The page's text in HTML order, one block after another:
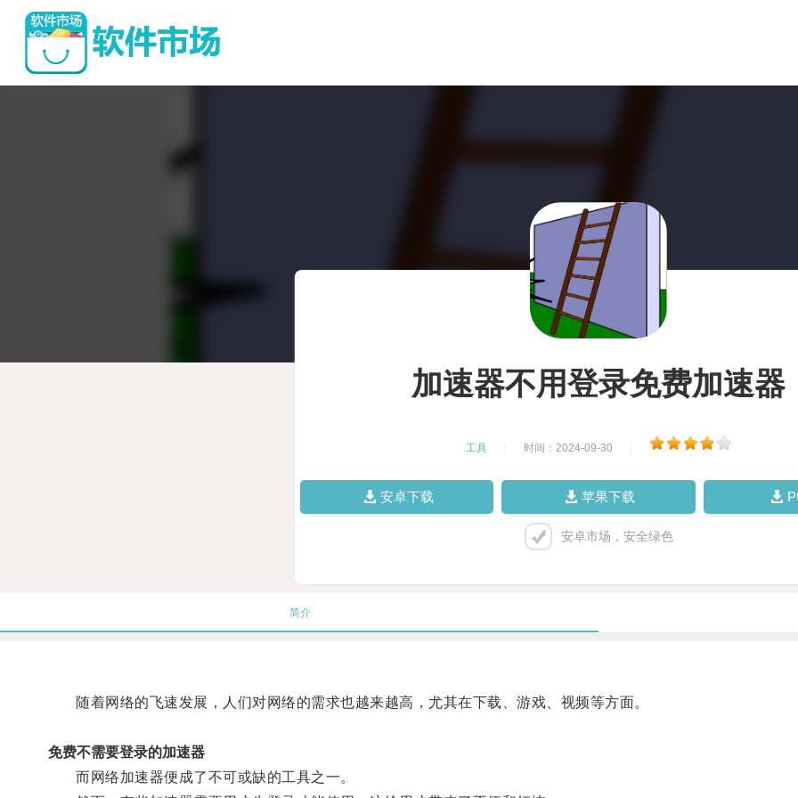
加速器不用登录免费加速器
工具 时间：2024-09-30
安卓下载 苹果下载
安卓市场，安全绿色
简介
随着网络的飞速发展，人们对网络的需求也越来越高，尤其在下载、游戏、视频等方面。
免费不需要登录的加速器
而网络加速器便成了不可或缺的工具之一。